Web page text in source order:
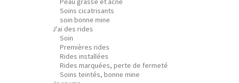
Soins cicatrisants
soin bonne mine
J'ai des rides
Soin
Premières rides
Rides installées
Rides marquées, perte de fermeté
Soins teintés, bonne mine